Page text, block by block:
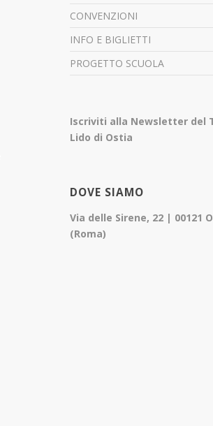
CONVENZIONI
INFO E BIGLIETTI
PROGETTO SCUOLA
Iscriviti alla Newsletter del
Lido di Ostia
DOVE SIAMO
Via delle Sirene, 22 | 00121
(Roma)